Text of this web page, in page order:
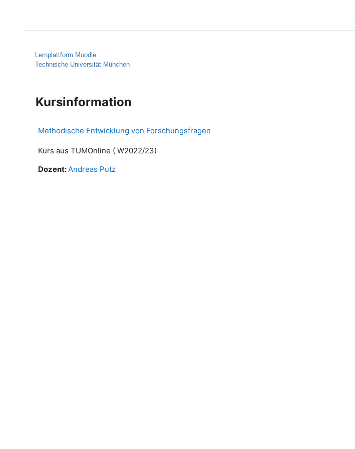
Lernplattform Moodle
Technische Universität München
Kursinformation
Methodische Entwicklung von Forschungsfragen
Kurs aus TUMOnline ( W2022/23)
Dozent:Andreas Putz